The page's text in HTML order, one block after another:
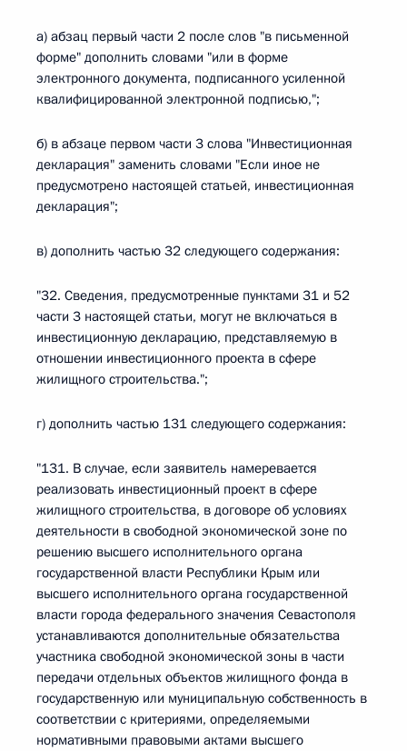
а) абзац первый части 2 после слов "в письменной
форме" дополнить словами "или в форме
электронного документа, подписанного усиленной
квалифицированной электронной подписью,";
б) в абзаце первом части 3 слова "Инвестиционная
декларация" заменить словами "Если иное не
предусмотрено настоящей статьей, инвестиционная
декларация";
в) дополнить частью 32 следующего содержания:
"32. Сведения, предусмотренные пунктами 31 и 52
части 3 настоящей статьи, могут не включаться в
инвестиционную декларацию, представляемую в
отношении инвестиционного проекта в сфере
жилищного строительства.";
г) дополнить частью 131 следующего содержания:
"131. В случае, если заявитель намеревается
реализовать инвестиционный проект в сфере
жилищного строительства, в договоре об условиях
деятельности в свободной экономической зоне по
решению высшего исполнительного органа
государственной власти Республики Крым или
высшего исполнительного органа государственной
власти города федерального значения Севастополя
устанавливаются дополнительные обязательства
участника свободной экономической зоны в части
передачи отдельных объектов жилищного фонда в
государственную или муниципальную собственность в
соответствии с критериями, определяемыми
нормативными правовыми актами высшего